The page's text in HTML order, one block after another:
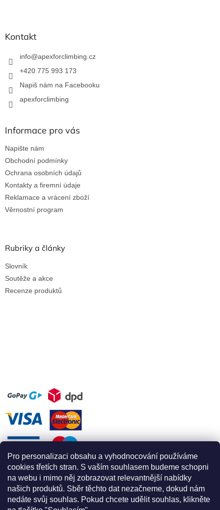
Pro personalizaci obsahu a vyhodnocování používáme
cookies třetích stran. S vaším souhlasem budeme schopni
na webu i mimo něj zobrazovat relevantnější nabídky
našich produktů. Sběr těchto dat nezačneme, dokud nám
nedáte svůj souhlas. Pokud chcete udělit souhlas, klikněte
Kontakt
info@apexforclimbing.cz
+420 775 993 173
Napiš nám na Facebooku
apexforclimbing
Informace pro vás
Napište nám
Obchodní podmínky
Ochrana osobních údajů
Kontakty a firemní údaje
Reklamace a vrácení zboží
Věrnostní program
Rubriky a články
Slovník
Soutěže a akce
Recenze produktů